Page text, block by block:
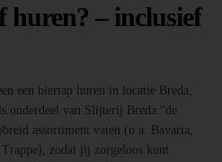
huren? – inclusief
een biertap huren in locatie Breda,
onderdeel van Slijterij Breda “de
assortiment vaten (o.a. Bavaria,
zodat jij zorgeloos kunt